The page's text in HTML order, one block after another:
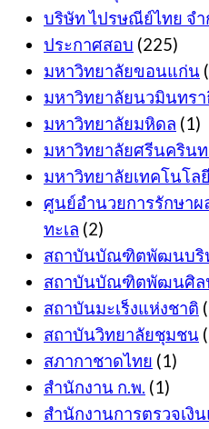
บริษัท ไปรษณีย์ไทย จำ
ประกาศสอบ (225)
มหาวิทยาลัยขอนแก่น
มหาวิทยาลัยนวมินทร
มหาวิทยาลัยมหิดล (1)
มหาวิทยาลัยศรีนคริน
มหาวิทยาลัยเทคโนโล
ศูนย์อำนวยการรักษา
ทะเล (2)
สถาบันบัณฑิตพัฒนบริ
สถาบันบัณฑิตพัฒนศิล
สถาบันมะเร็งแห่งชาติ
สถาบันวิทยาลัยชุมชน
สภากาชาดไทย (1)
สำนักงาน ก.พ. (1)
สำนักงานการตรวจเงิ